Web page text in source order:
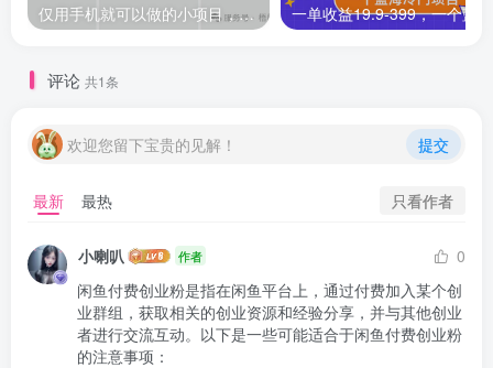
仅用手机就可以做的小项目，当天就能见钱，每天100-300
评论 共1条
欢迎您留下宝贵的见解！ 提交
最新 最热 只看作者
小喇叭 作者
0
闲鱼付费创业粉是指在闲鱼平台上，通过付费加入某个创
业群组，获取相关的创业资源和经验分享，并与其他创业
者进行交流互动。以下是一些可能适合于闲鱼付费创业粉
的注意事项：